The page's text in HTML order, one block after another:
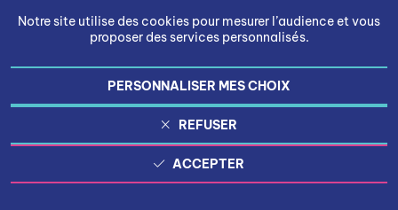
Notre site utilise des cookies pour mesurer l’audience et vous
proposer des services personnalisés.
PERSONNALISER MES CHOIX
REFUSER
ACCEPTER